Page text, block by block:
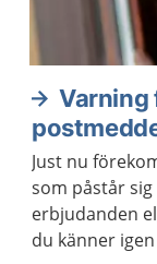
Varning
Just nu
som påstår
erbjudanden
du känner